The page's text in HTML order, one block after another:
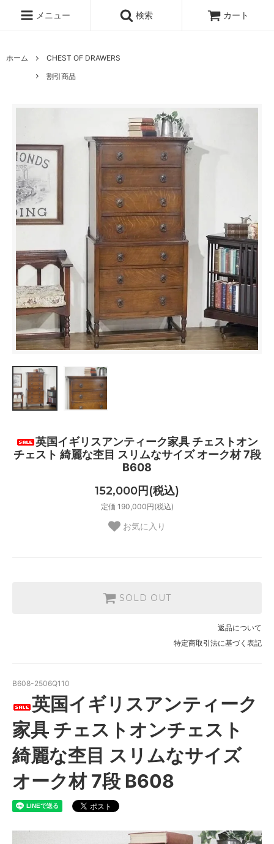
メニュー 検索 カート
ホーム
CHEST OF DRAWERS
割引商品
英国イギリスアンティーク家具 チェストオン
チェスト 綺麗な杢目 スリムなサイズ オーク材 7段
B608
152,000円(税込)
定価 190,000円(税込)
お気に入り
SOLD OUT
返品について
特定商取引法に基づく表記
B608-2506Q110
英国イギリスアンティーク
家具 チェストオンチェスト
綺麗な杢目 スリムなサイズ
オーク材 7段 B608